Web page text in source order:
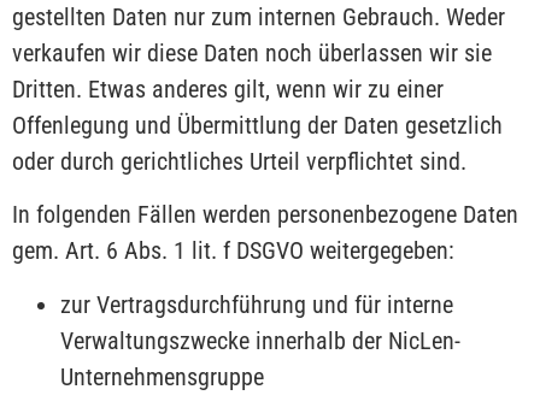
gestellten Daten nur zum internen Gebrauch. Weder
verkaufen wir diese Daten noch überlassen wir sie
Dritten. Etwas anderes gilt, wenn wir zu einer
Offenlegung und Übermittlung der Daten gesetzlich
oder durch gerichtliches Urteil verpflichtet sind.
In folgenden Fällen werden personenbezogene Daten
gem. Art. 6 Abs. 1 lit. f DSGVO weitergegeben:
zur Vertragsdurchführung und für interne
Verwaltungszwecke innerhalb der NicLen-
Unternehmensgruppe